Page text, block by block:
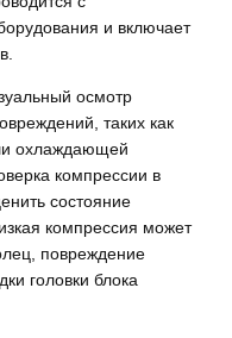
и включает
осмотр
таких как
охлаждающей
компрессии в
состояние
компрессия может
повреждение
головки блока